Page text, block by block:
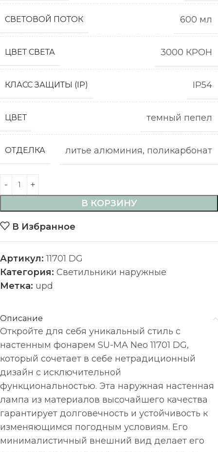
СВЕТОВОЙ ПОТОК 600 мл
ЦВЕТ СВЕТА 3000 КРОН
КЛАСС ЗАЩИТЫ (IP) IP54
ЦВЕТ темный пепел
ОТДЕЛКА литье алюминия, поликарбонат
В КОРЗИНУ
В Избранное
Артикул:11701 DG
Категория: Светильники наружные
Метка: upd
Описание
Откройте для себя уникальный стиль с
настенным фонарем SU-MA Neo 11701 DG,
который сочетает в себе нетрадиционный
дизайн с исключительной
функциональностью. Эта наружная настенная
лампа из материалов высочайшего качества
гарантирует долговечность и устойчивость к
изменяющимся погодным условиям. Его
минималистичный внешний вид делает его